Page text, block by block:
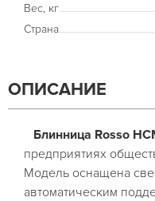
Вес, кг
Страна
ОПИСАНИЕ
Блинница Rosso
предприятиях
Модель оснащена
автоматическим